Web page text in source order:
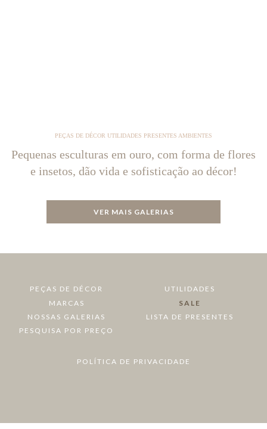
PEÇAS DE DÉCOR UTILIDADES PRESENTES AMBIENTES
Pequenas esculturas em ouro, com forma de flores
e insetos, dão vida e sofisticação ao décor!
VER MAIS GALERIAS
PEÇAS DE DÉCOR
UTILIDADES
MARCAS
SALE
NOSSAS GALERIAS
LISTA DE PRESENTES
PESQUISA POR PREÇO
POLÍTICA DE PRIVACIDADE